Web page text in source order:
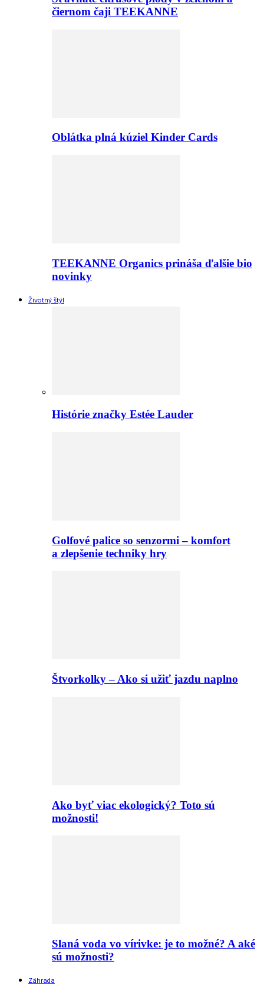
čiernom čaji TEEKANNE
Oblátka plná kúziel Kinder Cards
TEEKANNE Organics prináša ďalšie bio
novinky
Životný štýl
Histórie značky Estée Lauder
Golfové palice so senzormi – komfort
a zlepšenie techniky hry
Štvorkolky – Ako si užiť jazdu naplno
Ako byť viac ekologický? Toto sú
možnosti!
Slaná voda vo vírivke: je to možné? A aké
sú možnosti?
Záhrada